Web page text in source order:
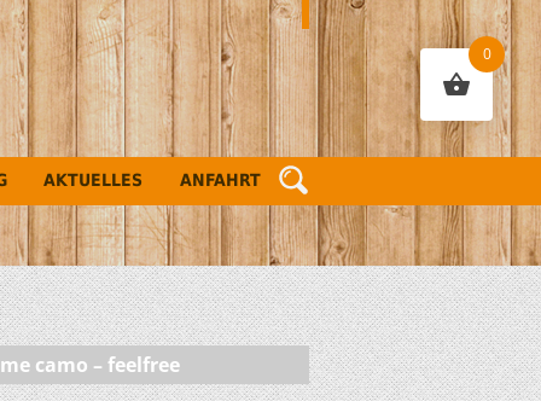
AKTUELLES ANFAHRT
camo – feelfree
0